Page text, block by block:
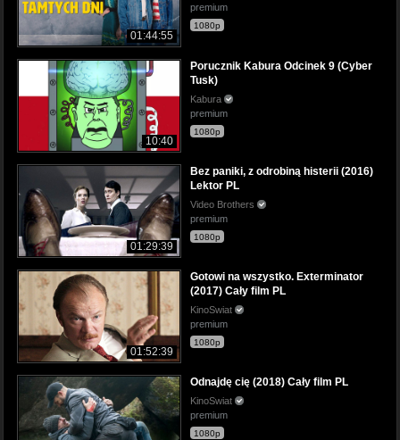
01:44:55
premium
1080p
10:40
Porucznik Kabura Odcinek 9 (Cyber
Tusk)
Kabura
premium
1080p
01:29:39
Bez paniki, z odrobiną histerii (2016)
Lektor PL
Video Brothers
premium
1080p
01:52:39
Gotowi na wszystko. Exterminator
(2017) Cały film PL
KinoSwiat
premium
1080p
Odnajdę cię (2018) Cały film PL
KinoSwiat
premium
1080p